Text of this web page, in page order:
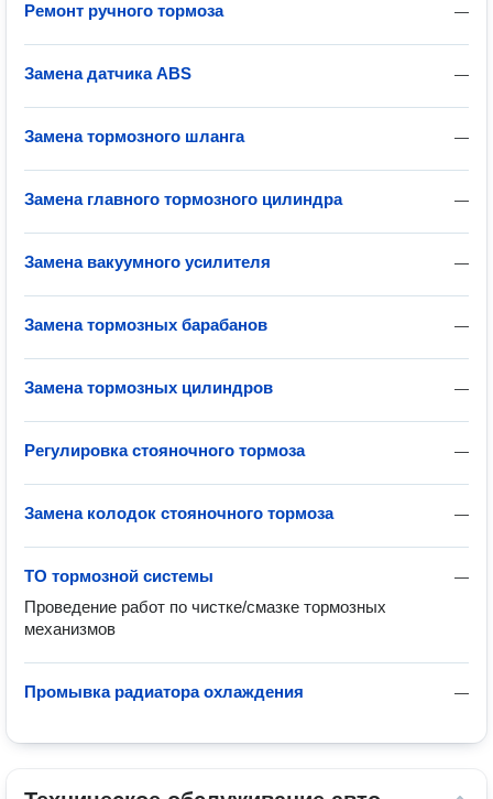
—
Ремонт ручного тормоза
—
Замена датчика ABS
—
Замена тормозного шланга
—
Замена главного тормозного цилиндра
—
Замена вакуумного усилителя
—
Замена тормозных барабанов
—
Замена тормозных цилиндров
—
Регулировка стояночного тормоза
—
Замена колодок стояночного тормоза
—
ТО тормозной системы
Проведение работ по чистке/смазке тормозных
механизмов
—
Промывка радиатора охлаждения